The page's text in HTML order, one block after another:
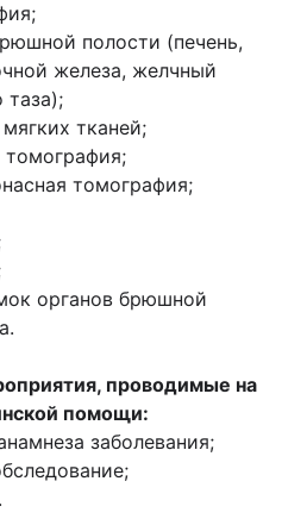
полости (печень,
железа, желчный
таза);
тканей;
томография;
органов брюшной
проводимые на
помощи:
заболевания;